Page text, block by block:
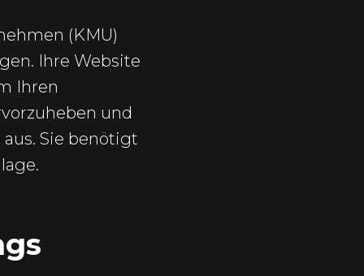
(KMU)
Ihre Website
Ihren
und
Sie benötigt